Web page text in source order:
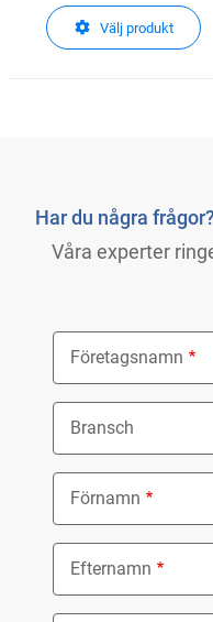
Välj produkt
Har du några
Våra experter
Företagsnamn
Bransch
Nothing selected
Förnamn
Efternamn